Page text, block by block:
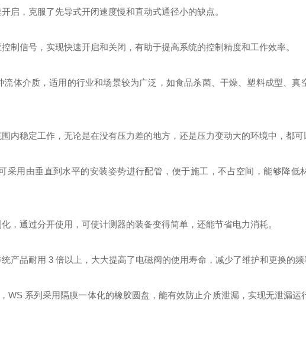
启，克服了先导式开闭速度慢和直动式通径小的缺点。
制信号，实现快速开启和关闭，有助于提高系统的控制精度和工作效率。
体介质，适用的行业和场景较为广泛，如食品杀菌、干燥、塑料成型、真
内稳定工作，无论是在没有压力差的地方，还是压力变动大的环境中，都可
采用由垂直到水平的安装姿势进行配管，便于施工，不占空间，能够降低
，通过分开使用，可使计测器的装备变得简单，还能节省电力消耗。
产品耐用 3 倍以上，大大提高了电磁阀的使用寿命，减少了维护和更换的频
WS 系列采用隔膜一体化的橡胶圆盘，能有效防止介质泄漏，实现无泄漏运